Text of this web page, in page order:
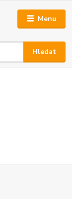
Menu
Hledat